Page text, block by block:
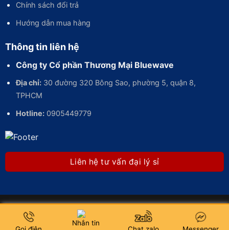
Chính sách đổi trả
Hướng dẫn mua hàng
Thông tin liên hệ
Công ty Cổ phần Thương Mại Bluewave
Địa chỉ:30 đường 320 Bông Sao, phường 5, quận 8,
TPHCM
Hotline:0905449779
Liên hệ tư vấn đại lý sỉ
Thông tin giới thiệu
Quy chế hoạt động
© Designed by QuangCaoNhanh.vn
Nhắn tin